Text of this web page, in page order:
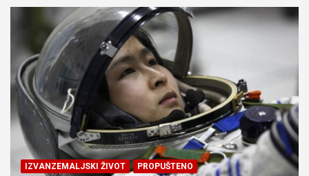
IZVANZEMALJSKI ŽIVOT PROPUŠTENO